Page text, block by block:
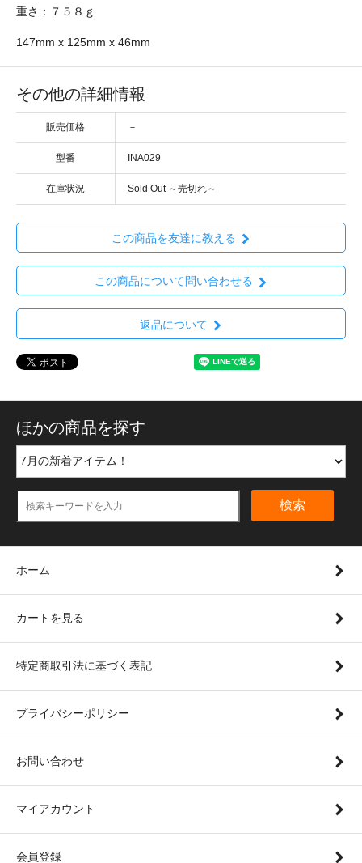
重さ：７５８ｇ
147mm x 125mm x 46mm
その他の詳細情報
販売価格 －
型番 INA029
在庫状況 Sold Out ～売切れ～
この商品を友達に教える
この商品について問い合わせる
返品について
ほかの商品を探す
検索
ホーム
カートを見る
特定商取引法に基づく表記
プライバシーポリシー
お問い合わせ
マイアカウント
会員登録